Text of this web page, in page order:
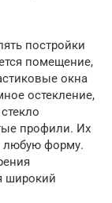
постройки
помещение,
окна
остекление,
профили. Их
любую форму.
широкий